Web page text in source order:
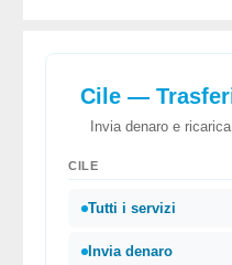
Cile —
Invia denaro e
CILE
Tutti i servizi
Invia denaro